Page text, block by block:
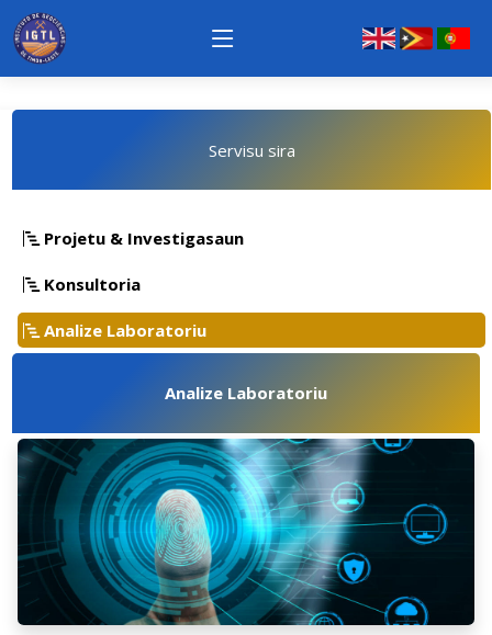
Servisu sira
Projetu & Investigasaun
Konsultoria
Analize Laboratoriu
Analize Laboratoriu